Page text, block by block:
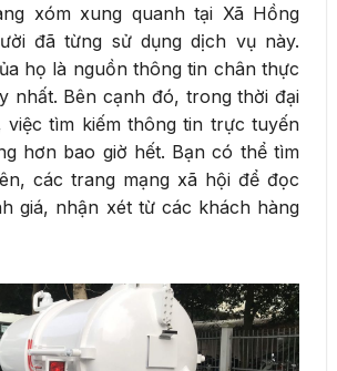
xóm xung quanh tại Xã Hồng
đã từng sử dụng dịch vụ này.
họ là nguồn thông tin chân thực
nhất. Bên cạnh đó, trong thời đại
việc tìm kiếm thông tin trực tuyến
hơn bao giờ hết. Bạn có thể tìm
các trang mạng xã hội để đọc
giá, nhận xét từ các khách hàng